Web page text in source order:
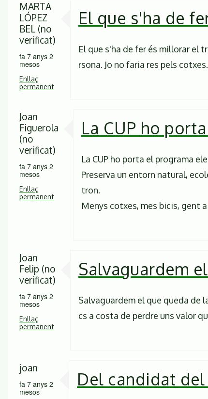
MARTA
LÓPEZ
BEL (no
verificat)
fa 7 anys 2
mesos
Enllaç
permanent
El que s'ha de
El que s'ha de fer és millorar el
rsona. Jo no faria res pels
Joan
Figuerola
(no
verificat)
fa 7 anys 2
mesos
Enllaç
permanent
La CUP ho
La CUP ho porta el programa
Preserva un entorn natural,
tron.
Menys cotxes, mes bicis, gent
Joan
Felip (no
verificat)
fa 7 anys 2
mesos
Enllaç
permanent
Salvaguardem
Salvaguardem el que queda de
cs a costa de perdre uns valor
joan
fa 7 anys 2
mesos
Del candidat del